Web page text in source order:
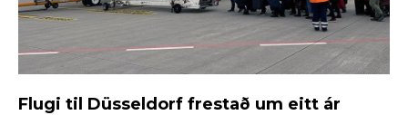
Flugi til Düsseldorf frestað um eitt ár